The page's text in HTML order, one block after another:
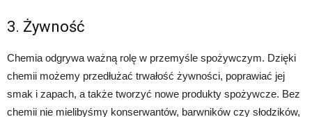
3. Żywność
Chemia odgrywa ważną rolę w przemyśle spożywczym. Dzięki
chemii możemy przedłużać trwałość żywności, poprawiać jej
smak i zapach, a także tworzyć nowe produkty spożywcze. Bez
chemii nie mielibyśmy konserwantów, barwników czy słodzików,